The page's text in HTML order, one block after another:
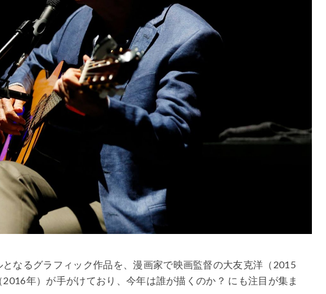
なるグラフィック作品を、漫画家で映画監督の大友克洋（2015
年）が手がけており、今年は誰が描くのか？ にも注目が集ま